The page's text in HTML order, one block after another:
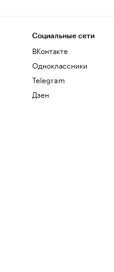
Социальные сети
ВКонтакте
Одноклассники
Telegram
Дзен